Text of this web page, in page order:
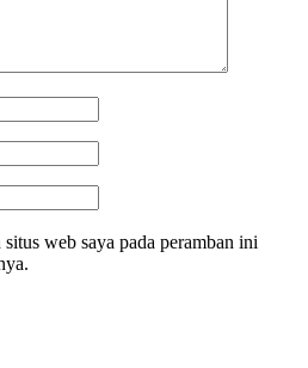
web saya pada peramban ini